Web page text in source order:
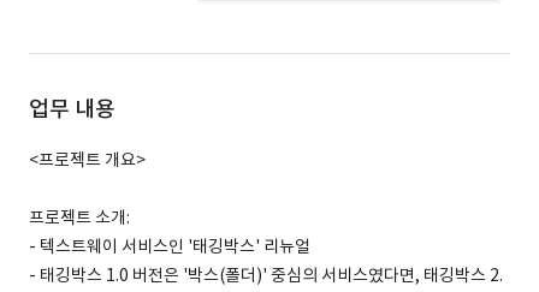
업무 내용
<프로젝트 개요>
프로젝트 소개:
- 텍스트웨이 서비스인 '태깅박스' 리뉴얼
- 태깅박스 1.0 버전은 '박스(폴더)' 중심의 서비스였다면, 태깅박스 2.